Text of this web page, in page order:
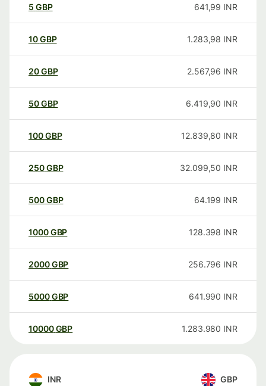
5 GBP 641,99 INR
10GBP 1.283,98 INR
20GBP 2.567,96 INR
50GBP 6.419,90 INR
100GBP 12.839,80 INR
250GBP 32.099,50 INR
500GBP 64.199 INR
1000GBP 128.398 INR
2000GBP 256.796 INR
5000GBP 641.990 INR
10000 GBP 1.283.980 INR
INR GBP